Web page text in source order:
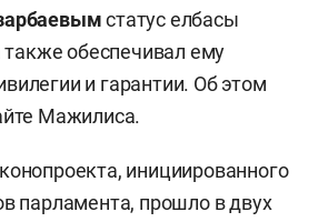
статус елбасы
также обеспечивал ему
и гарантии. Об этом
Мажилиса.
инициированного
парламента, прошло в двух